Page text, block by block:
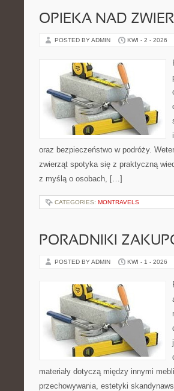
OPIEKA NAD
POSTED BY ADMIN KWI - 2 - 2026
oraz bezpieczeństwo w podróży.
zwierząt spotyka się z praktyczną
z myślą o osobach, […]
CATEGORIES: MONTRAVELS
PORADNIKI
POSTED BY ADMIN KWI - 1 - 2026
materiały dotyczą między innymi
przechowywania, estetyki